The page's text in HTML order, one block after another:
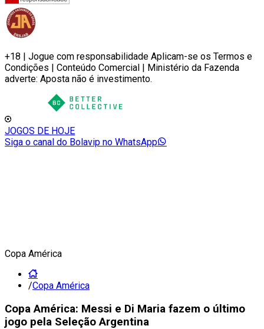
+18 | Jogue com responsabilidade Aplicam-se os Termos e
Condições | Conteúdo Comercial | Ministério da Fazenda
adverte: Aposta não é investimento.
JOGOS DE HOJE
Siga o canal do Bolavip no WhatsApp
Copa América
/Copa América
Copa América: Messi e Di Maria fazem o último
jogo pela Seleção Argentina